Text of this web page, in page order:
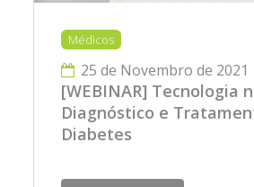
Médicos
25 de Novembro de 2021
[WEBINAR] Tecnologia
Diagnóstico e
Diabetes